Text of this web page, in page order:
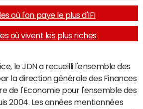
où l'on paye le plus d'IFI
où vivent les plus riches
le JDN a recueilli l'ensemble des
la direction générale des Finances
de l'Economie pour l'ensemble des
2004. Les années mentionnées